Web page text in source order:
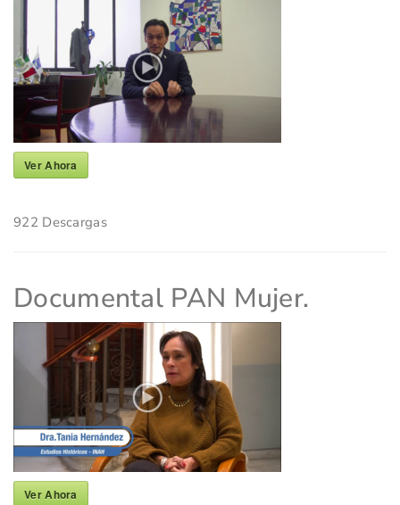
Ver Ahora
922 Descargas
Documental PAN Mujer.
Ver Ahora